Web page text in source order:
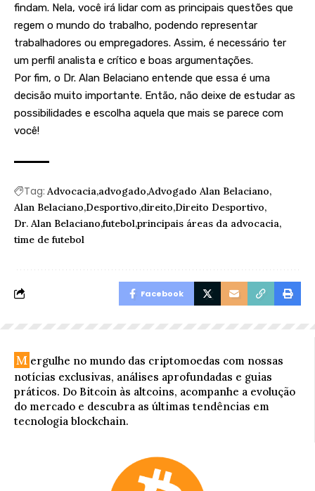
findam. Nela, você irá lidar com as principais questões que
regem o mundo do trabalho, podendo representar
trabalhadores ou empregadores. Assim, é necessário ter
um perfil analista e crítico e boas argumentações.
Por fim, o Dr. Alan Belaciano entende que essa é uma
decisão muito importante. Então, não deixe de estudar as
possibilidades e escolha aquela que mais se parece com
você!
Tag: Advocacia advogado Advogado Alan Belaciano
Alan Belaciano Desportivo direito Direito Desportivo
Dr. Alan Belaciano futebol principais áreas da advocacia
time de futebol
Facebook
M ergulhe no mundo das criptomoedas com nossas
notícias exclusivas, análises aprofundadas e guias
práticos. Do Bitcoin às altcoins, acompanhe a evolução
do mercado e descubra as últimas tendências em
tecnologia blockchain.